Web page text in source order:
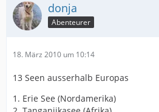
donja
Abenteurer
18. März 2010 um 10:14
13 Seen ausserhalb Europas
1. Erie See (Nordamerika)